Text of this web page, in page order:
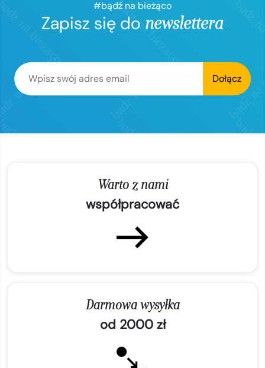
#bądź na bieżąco
Zapisz się do newslettera
Dołącz
Warto z nami
współpracować
Darmowa wysyłka
od 2000 zł